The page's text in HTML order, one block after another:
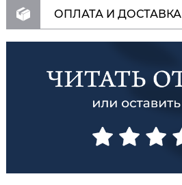
ОПЛАТА И ДОСТАВКА